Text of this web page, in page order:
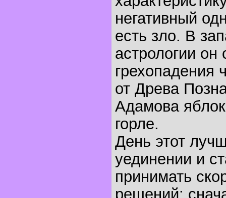
негативный
есть зло. В
астрологии он
грехопадения
от Древа
Адамова
горле.
День этот
уединении и
принимать
решений: